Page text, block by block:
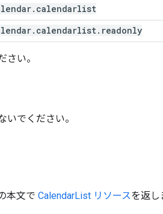
. calendarlist
. calendarlist. readonly
さい。
いでください。
本文で CalendarList リソースを返し